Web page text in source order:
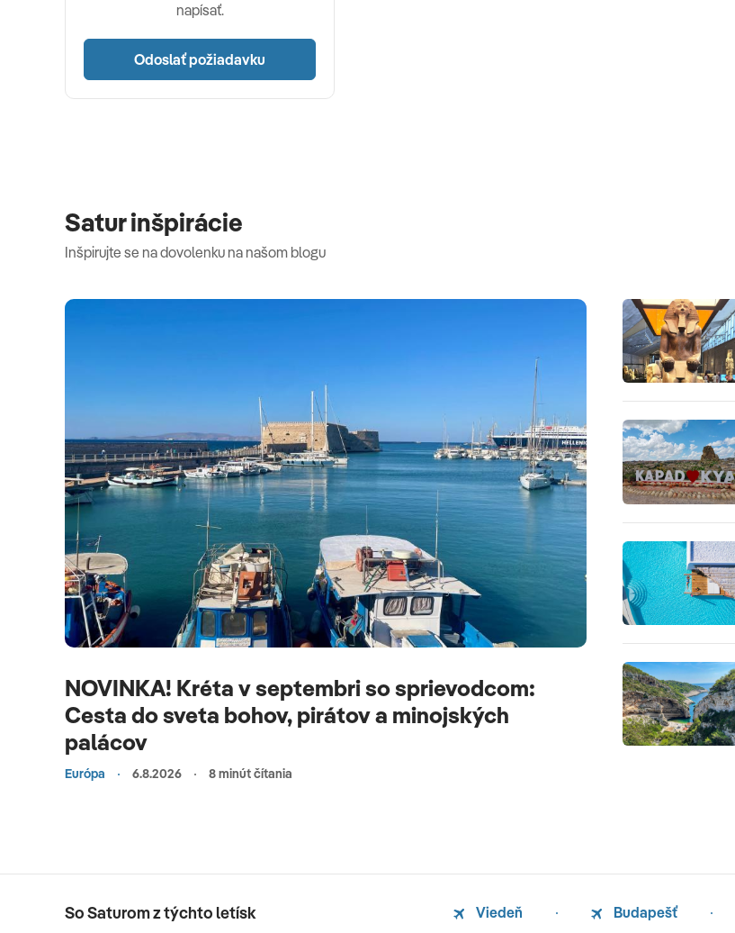
napísať.
Odoslať požiadavku
Satur inšpirácie
Inšpirujte se na dovolenku na našom blogu
NOVINKA! Kréta v septembri so sprievodcom:
Cesta do sveta bohov, pirátov a minojských
palácov
Európa 6.8.2026 8 minút čítania
So Saturom z týchto letísk Viedeň Budapešť